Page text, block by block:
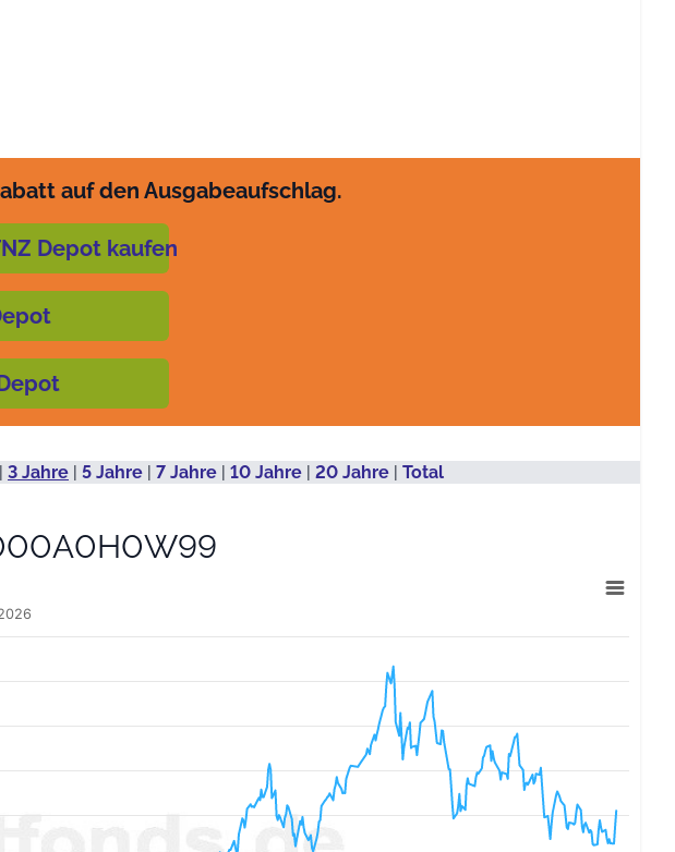
auf den Ausgabeaufschlag.
Depot kaufen
| 3 Jahre | 5 Jahre | 7 Jahre | 10 Jahre | 20 Jahre | Total
05 00:00:00.